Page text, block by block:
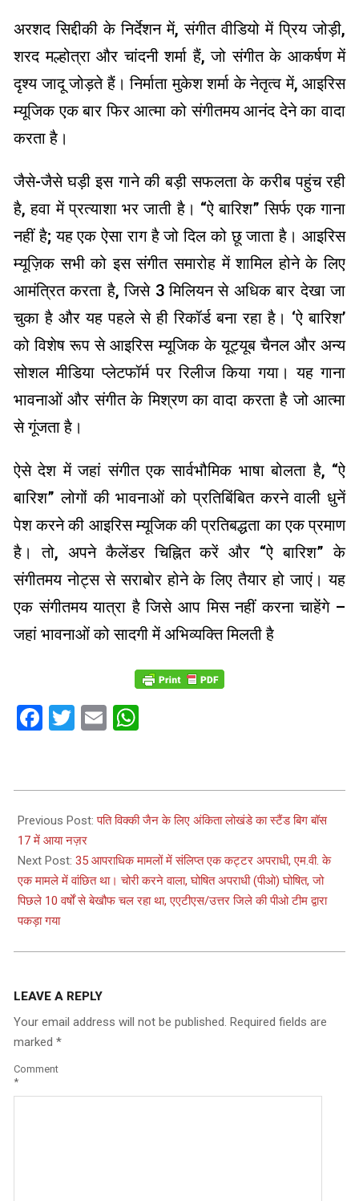
अरशद सिद्दीकी के निर्देशन में, संगीत वीडियो में प्रिय जोड़ी,
शरद मल्होत्रा ​​और चांदनी शर्मा हैं, जो संगीत के आकर्षण में
दृश्य जादू जोड़ते हैं। निर्माता मुकेश शर्मा के नेतृत्व में, आइरिस
म्यूजिक एक बार फिर आत्मा को संगीतमय आनंद देने का वादा
करता है।
जैसे-जैसे घड़ी इस गाने की बड़ी सफलता के करीब पहुंच रही
है, हवा में प्रत्याशा भर जाती है। “ऐ बारिश” सिर्फ एक गाना
नहीं है; यह एक ऐसा राग है जो दिल को छू जाता है। आइरिस
म्यूज़िक सभी को इस संगीत समारोह में शामिल होने के लिए
आमंत्रित करता है, जिसे 3 मिलियन से अधिक बार देखा जा
चुका है और यह पहले से ही रिकॉर्ड बना रहा है। ‘ऐ बारिश’
को विशेष रूप से आइरिस म्यूजिक के यूट्यूब चैनल और अन्य
सोशल मीडिया प्लेटफॉर्म पर रिलीज किया गया। यह गाना
भावनाओं और संगीत के मिश्रण का वादा करता है जो आत्मा
से गूंजता है।
ऐसे देश में जहां संगीत एक सार्वभौमिक भाषा बोलता है, “ऐ
बारिश” लोगों की भावनाओं को प्रतिबिंबित करने वाली धुनें
पेश करने की आइरिस म्यूजिक की प्रतिबद्धता का एक प्रमाण
है। तो, अपने कैलेंडर चिह्नित करें और “ऐ बारिश” के
संगीतमय नोट्स से सराबोर होने के लिए तैयार हो जाएं। यह
एक संगीतमय यात्रा है जिसे आप मिस नहीं करना चाहेंगे –
जहां भावनाओं को सादगी में अभिव्यक्ति मिलती है
Facebook
Twitter
Email
12-
23
Previous Post:पति विक्की जैन के लिए अंकिता लोखंडे का स्टैंड बिग बॉस
17 में आया नज़र
Next Post: 35 आपराधिक मामलों में संलिप्त एक कट्टर अपराधी, एम.वी. के
एक मामले में वांछित था। चोरी करने वाला, घोषित अपराधी (पीओ) घोषित, जो
पिछले 10 वर्षों से बेखौफ चल रहा था, एएटीएस/उत्तर जिले की पीओ टीम द्वारा
पकड़ा गया
LEAVE A REPLY
Your email address will not be published. Required fields are
marked *
Comment
*